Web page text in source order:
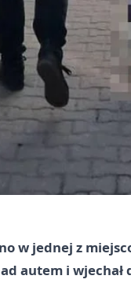
w jednej z
autem i